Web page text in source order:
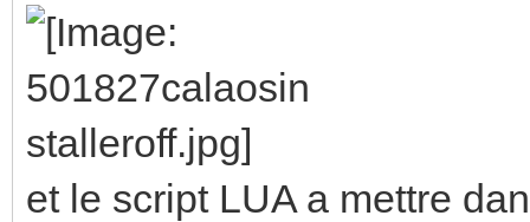
et le script LUA a mettre